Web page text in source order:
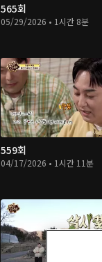
565회
05/29/2026 • 1시간 8분
559회
04/17/2026 • 1시간 11분